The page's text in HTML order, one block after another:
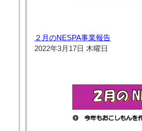
２月のNESPA事業報告
2022年3月17日 木曜日